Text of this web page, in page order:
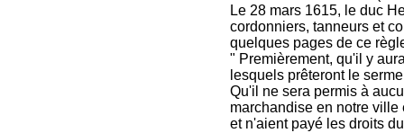
Le 28 mars 1615, le duc
cordonniers, tanneurs et
quelques pages de ce
" Premièrement, qu'il y
lesquels prêteront le
Qu'il ne sera permis à
marchandise en notre
et n'aient payé les droits